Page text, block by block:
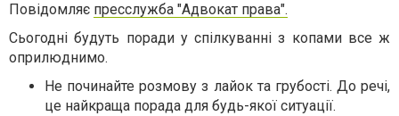
Повідомляє пресслужба "Адвокат права".
Сьогодні будуть поради у спілкуванні з копами все ж
оприлюднимо.
Не починайте розмову з лайок та грубості. До речі,
це найкраща порада для будь-якої ситуації.